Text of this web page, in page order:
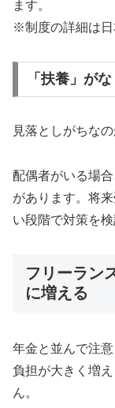
ます。
※制度の詳細は日
「扶養」が
見落としがちな
配偶者がいる場
があります。将
い段階で対策を
フリーラン
に増える
年金と並んで注
負担が大きく増
ん。